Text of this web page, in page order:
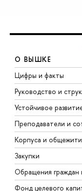
О ВЫШКЕ
Цифры и факты
Руководство и
Устойчивое
Преподаватели и
Корпуса и
Закупки
Обращения
Фонд целевого